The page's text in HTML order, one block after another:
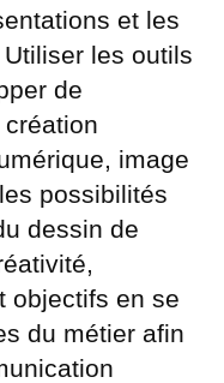
et les
les outils
de
image
possibilités
dessin de
objectifs en se
du métier afin